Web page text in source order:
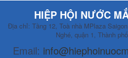
HIỆP HỘI NƯỚC
Địa chỉ: Tầng 12, Toà nhà MPlaza
Nghé, quận 1, Thành
Email: